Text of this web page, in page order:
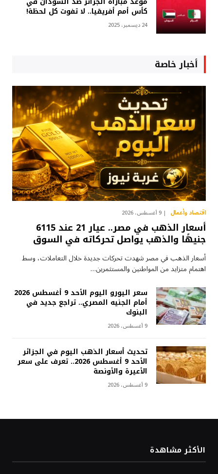
كأس أمم أفريقيا.. لا تفوت كل لحظة!
24 ديسمبر، 2025
أخبار خاصة
اقتصاد وأعمال 9 أغسطس، 2026
أسعار الذهب في مصر.. عيار 21 عند 6115
جنيهًا والذهب يواصل تحركاته في السوق
أسعار الذهب في مصر شهدت تحركات جديدة خلال التعاملات، وسط
اهتمام متزايد من المواطنين والمستثمرين…
سعر اليورو اليوم الأحد 9 أغسطس 2026
أمام الجنيه المصري.. تراجع جديد في
البنوك
9 أغسطس، 2026
تحديث أسعار الذهب اليوم في الجزائر
الأحد 9 أغسطس 2026.. تعرف على سعر
الأعيرة والأونصة
9 أغسطس، 2026
الأكثر مشاهدة